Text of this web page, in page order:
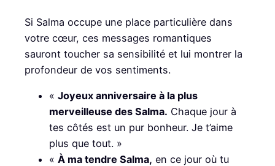
Si Salma occupe une place particulière dans
votre cœur, ces messages romantiques
sauront toucher sa sensibilité et lui montrer la
profondeur de vos sentiments.
« Joyeux anniversaire à la plus
merveilleuse des Salma. Chaque jour à
tes côtés est un pur bonheur. Je t’aime
plus que tout. »
« À ma tendre Salma, en ce jour où tu